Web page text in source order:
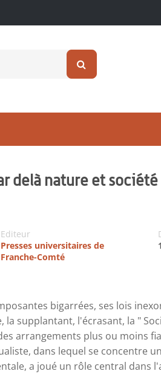
delà nature et société
Editeur
Presses universitaires de
Franche-Comté
bigarrées, ses lois
la supplantant, l'écrasant, la "
arrangements plus ou moins
dans lequel se concentre
a joué un rôle central dans